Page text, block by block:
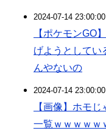
2024-07-14
【ポケモンGO
げようとしてい
んやないの
2024-07-14
【画像】ホモ
一覧ｗｗｗｗｗ